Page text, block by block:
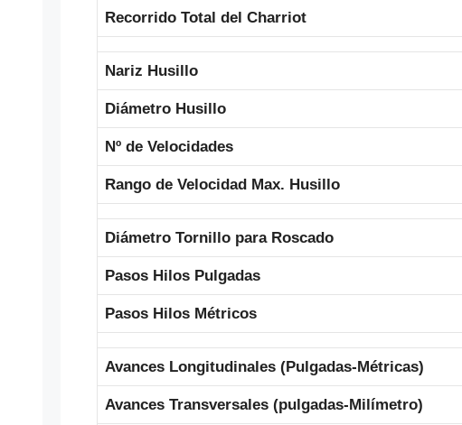
Recorrido Total del Charriot
Nariz Husillo
Diámetro Husillo
Nº de Velocidades
Rango de Velocidad Max. Husillo
Diámetro Tornillo para Roscado
Pasos Hilos Pulgadas
Pasos Hilos Métricos
Avances Longitudinales (Pulgadas-Métricas)
Avances Transversales (pulgadas-Milímetro)